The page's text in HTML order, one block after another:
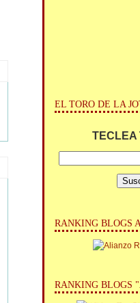
EL TORO DE LA
TECLEA
RANKING BLOGS
RANKING BLOGS